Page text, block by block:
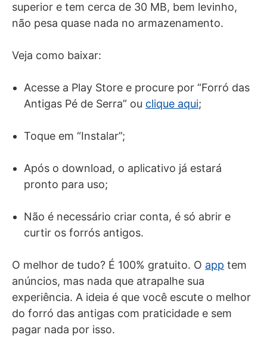
superior e tem cerca de 30 MB, bem levinho,
não pesa quase nada no armazenamento.
Veja como baixar:
Acesse a Play Store e procure por “Forró das
Antigas Pé de Serra” ou clique aqui;
Toque em “Instalar”;
Após o download, o aplicativo já estará
pronto para uso;
Não é necessário criar conta, é só abrir e
curtir os forrós antigos.
O melhor de tudo? É 100% gratuito. O app tem
anúncios, mas nada que atrapalhe sua
experiência. A ideia é que você escute o melhor
do forró das antigas com praticidade e sem
pagar nada por isso.